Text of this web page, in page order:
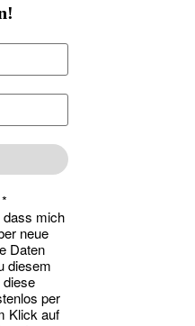
*
mich
neue
Daten
diesem
per
Klick auf